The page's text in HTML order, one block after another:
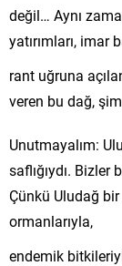
değil… Aynı
yatırımları, imar
rant uğruna
veren bu dağ,
Unutmayalım:
saflığıydı.
Çünkü Uludağ
ormanlarıyla,
endemik